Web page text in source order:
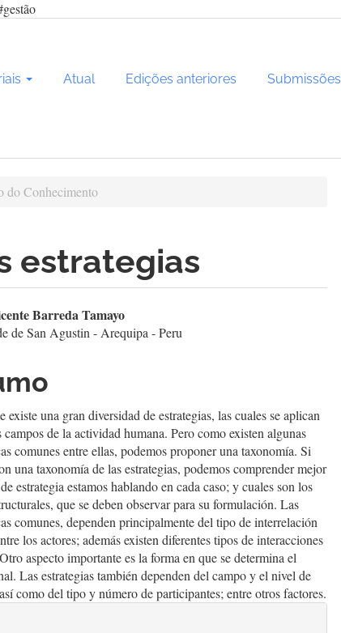
Atual Edições anteriores Submissões
do Conhecimento
estrategias
Barreda Tamayo
de San Agustin - Arequipa - Peru
existe una gran diversidad de estrategias, las cuales se aplican
campos de la actividad humana. Pero como existen algunas
comunes entre ellas, podemos proponer una taxonomía. Si
una taxonomía de las estrategias, podemos comprender mejor
estrategia estamos hablando en cada caso; y cuales son los
que se deben observar para su formulación. Las
comunes, dependen principalmente del tipo de interrelación
los actores; además existen diferentes tipos de interacciones
aspecto importante es la forma en que se determina el
Las estrategias también dependen del campo y el nivel de
como del tipo y número de participantes; entre otros factores.